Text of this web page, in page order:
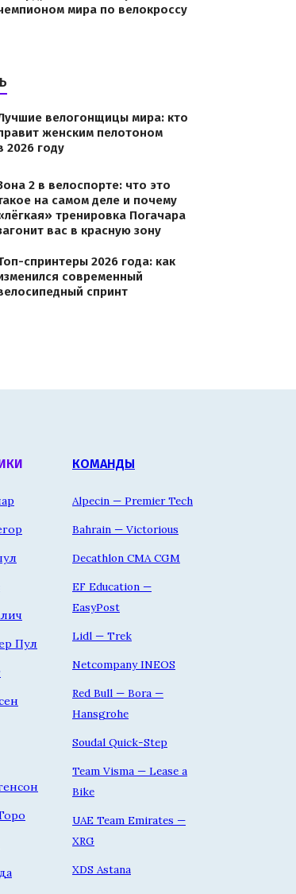
мира по велокроссу
велогонщицы мира: кто
женским пелотоном
2026 году
2 в велоспорте: что это
на самом деле и почему
тренировка Погачара
вас в красную зону
спринтеры 2026 года: как
современный
спринт
Пул
КОМАНДЫ
Alpecin — Premier Tech
Bahrain — Victorious
Decathlon CMA CGM
EF Education —
EasyPost
Lidl — Trek
Netcompany INEOS
Red Bull — Bora —
Hansgrohe
Soudal Quick-Step
Team Visma — Lease a
Bike
UAE Team Emirates —
XRG
XDS Astana